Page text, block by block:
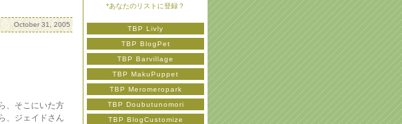
October 31, 2005
、そこにいた方
、ジェイドさん
*あなたのリストに登録？
TBP Livly
TBP BlogPet
TBP Barvillage
TBP MakuPuppet
TBP Meromeropark
TBP Doubutunomori
TBP BlogCustomize